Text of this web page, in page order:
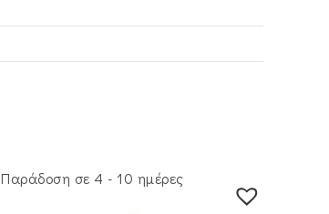
Παράδοση σε 4 - 10 ημέρες